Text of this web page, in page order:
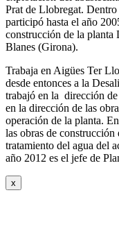
Prat de Llobregat.
participó hasta el año
construcción de la planta
Blanes (Girona).
Trabaja en Aigües Ter
desde entonces a la
trabajó en la dirección
en la dirección de las
operación de la planta.
las obras de construcción
tratamiento del agua del
año 2012 es el jefe de
x